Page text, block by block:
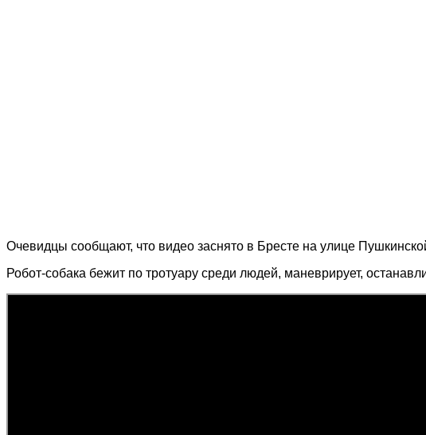
Очевидцы сообщают, что видео заснято в Бресте на улице
Робот-собака бежит по тротуару среди людей, маневрирует,